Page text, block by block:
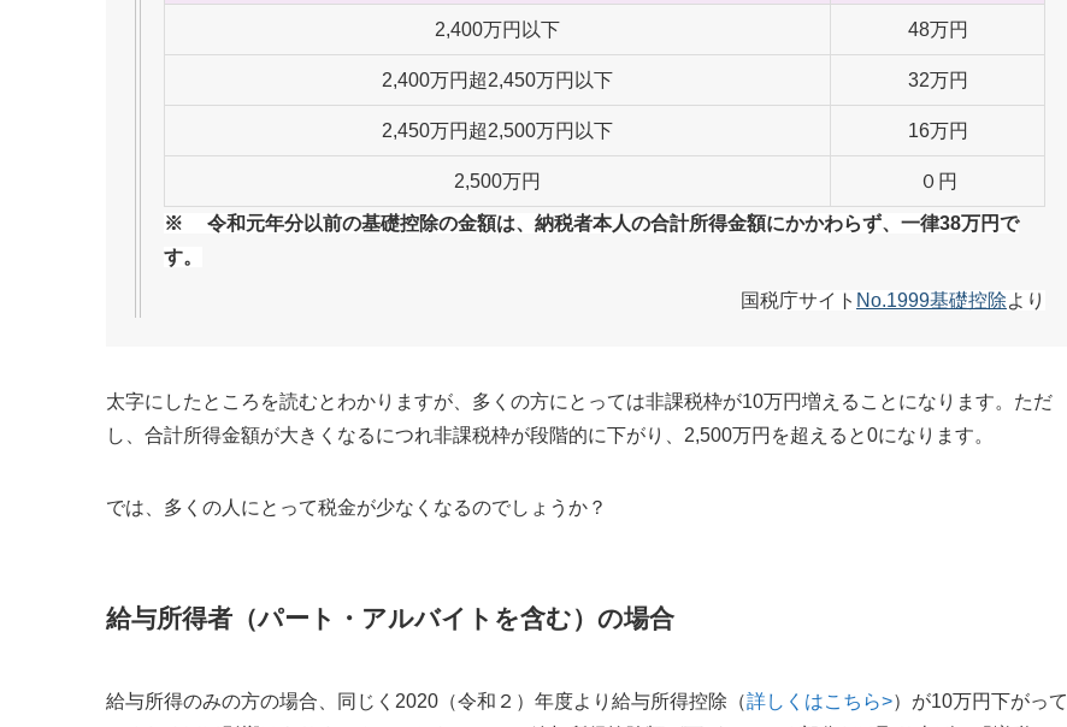
2,400万円以下 48万円
2,400万円超2,450万円以下 32万円
2,450万円超2,500万円以下 16万円
2,500万円 ０円
※ 令和元年分以前の基礎控除の金額は、納税者本人の合計所得金額にかかわらず、一律38万円で
す。
国税庁サイト No.1999基礎控除より
太字にしたところを読むとわかりますが、多くの方にとっては非課税枠が10万円増えることになります。ただ
し、合計所得金額が大きくなるにつれ非課税枠が段階的に下がり、2,500万円を超えると0になります。
では、多くの人にとって税金が少なくなるのでしょうか？
給与所得者（パート・アルバイトを含む）の場合
給与所得のみの方の場合、同じく2020（令和２）年度より給与所得控除（詳しくはこちら>）が10万円下がって